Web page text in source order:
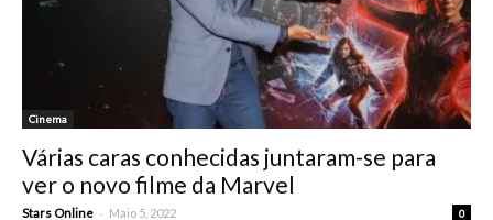
Cinema
Várias caras conhecidas juntaram-se para
ver o novo filme da Marvel
Stars Online - Maio 5, 2022 0